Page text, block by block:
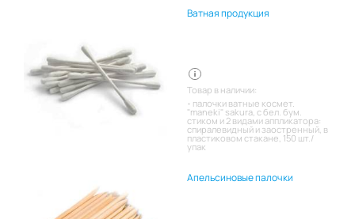
Ватная продукция
Товар в наличии:
палочки ватные космет.
"maneki" sakura, с бел. бум.
стиком и 2 видами аппликатора:
спиралевидный и заостренный, в
пластиковом стакане, 150 шт./
упак
Апельсиновые палочки